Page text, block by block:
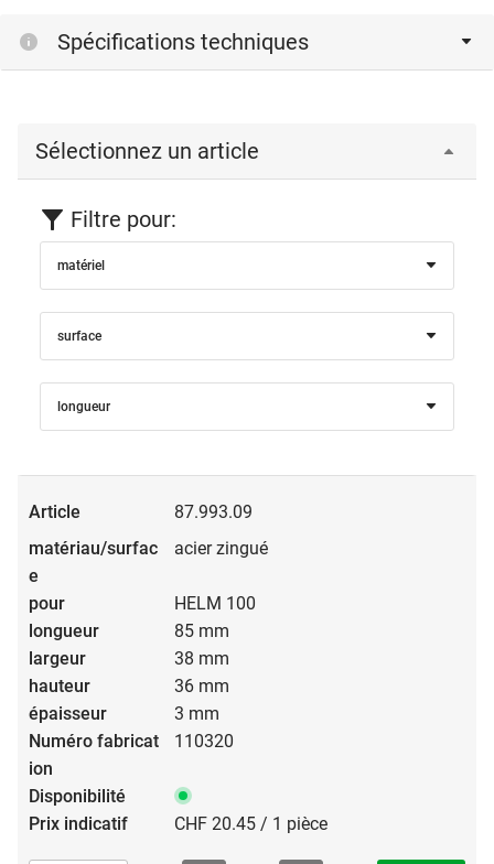
Spécifications techniques
Sélectionnez un article
Filtre pour:
matériel
surface
longueur
87.993.09
acier zingué
HELM 100
85 mm
38 mm
36 mm
3 mm
110320
CHF 20.45 / 1 pièce